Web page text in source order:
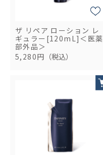
ザ リペア ローション レ
ギュラー[120mL]＜医薬
部外品＞
5,280円 （税込）